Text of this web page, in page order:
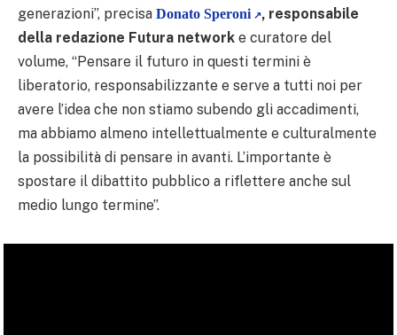
generazioni”, precisa Donato Speroni
, responsabile
della redazione Futura network e curatore del
volume, “Pensare il futuro in questi termini è
liberatorio, responsabilizzante e serve a tutti noi per
avere l’idea che non stiamo subendo gli accadimenti,
ma abbiamo almeno intellettualmente e culturalmente
la possibilità di pensare in avanti. L’importante è
spostare il dibattito pubblico a riflettere anche sul
medio lungo termine”.